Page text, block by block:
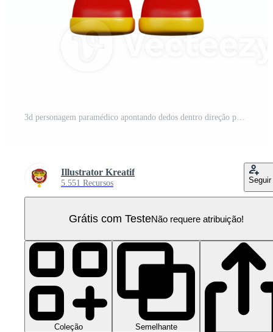
3d personagem paramédico apontando dedos dentro direção pose. 3d render isolado em transparente pano de fundo. PNG Pro
Illustrator Kreatif
5.551 Recursos Seguir
Grátis com TesteNão requere atribuição!
Coleção Semelhante